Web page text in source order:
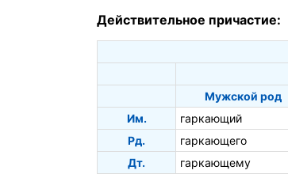
Действительное причастие:
Мужской род
Им.
гаркающий
Рд.
гаркающего
Дт.
гаркающему